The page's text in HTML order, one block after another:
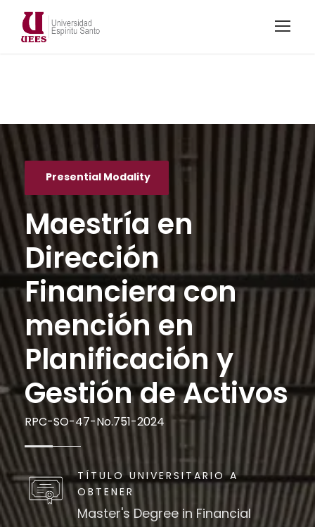
Presential Modality
Maestría en
Dirección
Financiera con
mención en
Planificación y
Gestión de Activos
RPC-SO-47-No.751-2024
TÍTULO UNIVERSITARIO A
OBTENER
Master's Degree in Financial